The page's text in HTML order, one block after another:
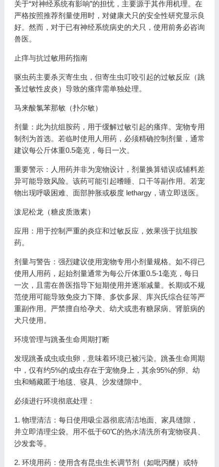
关于“对神经系统有影响”的担忧，主要源于其作用机理。在
严格按照推荐剂量使用时，对健康犬只的安全性研究显示良
好。然而，对于已有神经系统病史的犬只，使用前务必咨询
兽医。
止痒与抗过敏用药指南
驱虫药主要杀灭寄生虫，但寄生虫叮咬引起的过敏反应（跳
蚤过敏性皮炎）导致的瘙痒需单独处理。
马来酸氯苯那敏（扑尔敏）
剂量：此为抗组胺药，用于缓解过敏引起的瘙痒。宠物专用
制剂为首选。若临时使用人用药，必须精确控制剂量，通常
建议每公斤体重0.5毫克，每日一次。
重要警示：人用药并非为宠物设计，剂量换算错误或辅料差
异可能导致风险。该药可能引起嗜睡、口干等副作用。若宠
物出现呼吸困难、面部肿胀或极度 lethargy，请立即送医。
泼尼松龙（糖皮质激素）
应用：用于控制严重的炎症和过敏反应，效果强于抗组胺
药。
剂量与警告：强烈建议使用宠物专用小剂量规格。如不得已
使用人用药，起始剂量通常为每公斤体重0.5-1毫克，每日
一次，且需在兽医指导下短期使用并逐渐减量。长期或不规
范使用可能导致免疫力下降、多饮多尿、库兴氏综合征等严
重副作用。严禁擅自给孕犬、幼犬或患有糖尿病、肾脏病的
犬只使用。
环境管理与跳蚤生命周期打断
发现跳蚤成虫或虫卵，意味着环境已被污染。跳蚤生命周期
中，仅有约5%的成虫存在于宠物身上，其余95%的卵、幼
虫和蛹藏匿于地毯、寝具、沙发缝隙中。
必须进行环境彻底处理：
1. 物理清洁：每日使用吸尘器彻底清洁地面、家具缝隙，
并立即清理尘袋。用不低于60℃的热水清洗所有宠物寝具、
沙发套等。
2. 环境用药：使用含有昆虫生长调节剂（如吡丙醚）或特